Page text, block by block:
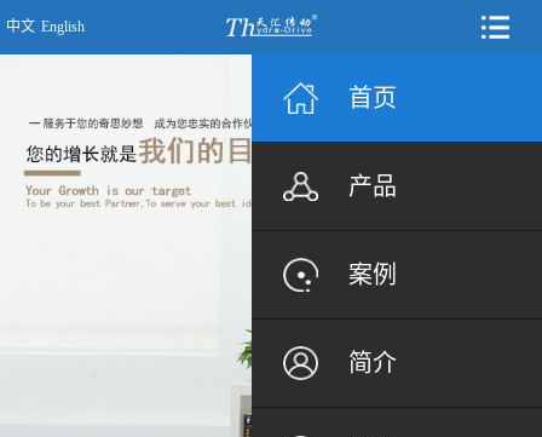
中文 English
首页
产品
案例
简介